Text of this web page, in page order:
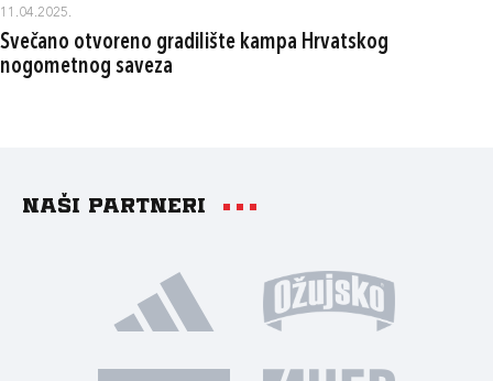
11.04.2025.
Svečano otvoreno gradilište kampa Hrvatskog
nogometnog saveza
Naši partneri